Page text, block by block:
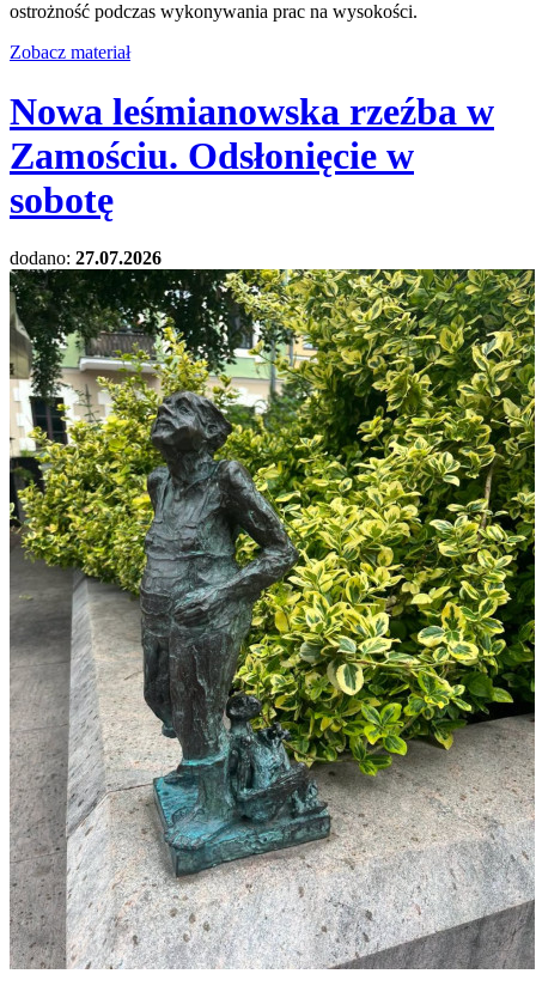
ostrożność podczas wykonywania prac na wysokości.
Zobacz materiał
Nowa leśmianowska rzeźba w
Zamościu. Odsłonięcie w
sobotę
dodano: 27.07.2026